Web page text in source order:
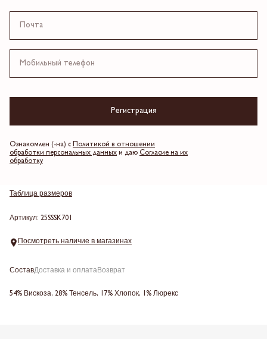
Регистрация
Ознакомлен (-на) с
Политикой в отношении
обработки персональных данных и даю Согласие на их
обработку
New
Выберите размер
Таблица размеров
Артикул: 25SSSK701
Посмотреть наличие в магазинах
СоставДоставка и оплатаВозврат
54% Вискоза, 28% Тенсель, 17% Хлопок, 1% Люрекс